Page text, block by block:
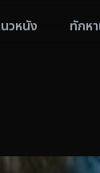
วหนัง ทักห